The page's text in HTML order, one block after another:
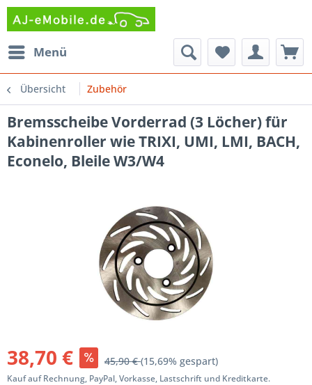
Menü
Übersicht Zubehör
Bremsscheibe Vorderrad (3 Löcher) für
Kabinenroller wie TRIXI, UMI, LMI, BACH,
Econelo, Bleile W3/W4
38,70 € 45,90 €(15,69% gespart)
Kauf auf Rechnung, PayPal, Vorkasse, Lastschrift und Kreditkarte.